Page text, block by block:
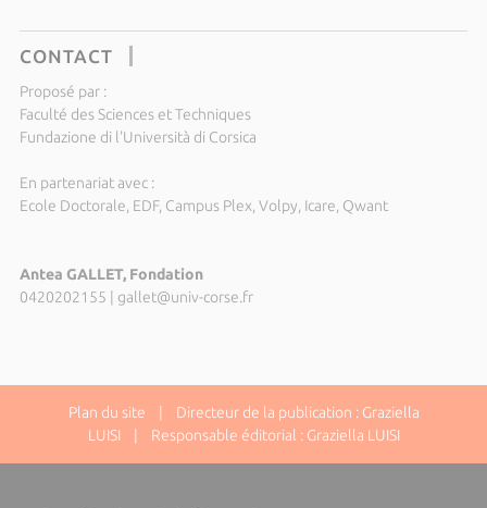
CONTACT
Proposé par :
Faculté des Sciences et Techniques
Fundazione di l'Università di Corsica
En partenariat avec :
Ecole Doctorale, EDF, Campus Plex, Volpy, Icare, Qwant
Antea GALLET, Fondation
0420202155 | gallet@univ-corse.fr
Plan du site | Directeur de la publication : Graziella
LUISI | Responsable éditorial : Graziella LUISI